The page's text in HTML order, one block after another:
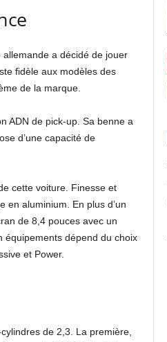
a décidé de jouer
fidèle aux modèles des
de la marque.
ADN de pick-up. Sa benne a
d’une capacité de
cette voiture. Finesse et
en aluminium. En plus d’un
de 8,4 pouces avec un
équipements dépend du choix
et Power.
de 2,3. La première,